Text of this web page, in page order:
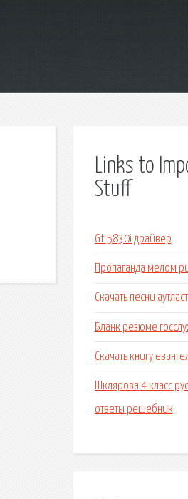
Links to
Stuff
Gt 5830i драйвер
Пропаганда мелом
Скачать песни аутласт
Бланк резюме
Скачать книгу
Шклярова 4 класс
ответы решебник